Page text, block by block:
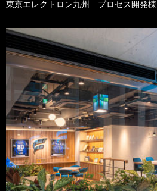
東京エレクトロン九州 プロセス開発棟